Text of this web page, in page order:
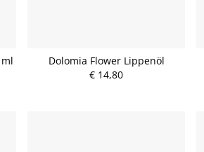
Dolomia Flower Lippenöl
€ 14,80